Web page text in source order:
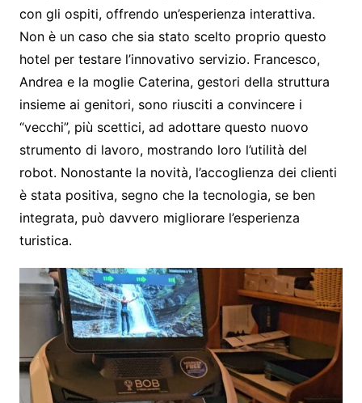
con gli ospiti, offrendo un’esperienza interattiva.
Non è un caso che sia stato scelto proprio questo
hotel per testare l’innovativo servizio. Francesco,
Andrea e la moglie Caterina, gestori della struttura
insieme ai genitori, sono riusciti a convincere i
“vecchi”, più scettici, ad adottare questo nuovo
strumento di lavoro, mostrando loro l’utilità del
robot. Nonostante la novità, l’accoglienza dei clienti
è stata positiva, segno che la tecnologia, se ben
integrata, può davvero migliorare l’esperienza
turistica.